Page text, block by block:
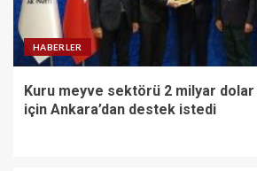
HABERLER
Kuru meyve sektörü 2 milyar
için Ankara’dan destek istedi